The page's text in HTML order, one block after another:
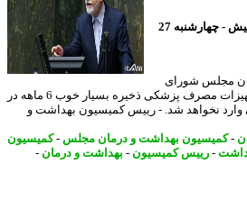
5 ماه پیش - چهارشنبه 27
شورای
اسلامی گفت: از نظر دارو و تجهیزات مصرف پزشکی ذخیره بسیار خوب 6 ماهه در
نخواهد شد. - رییس کمیسیون بهداشت و
بهداشت و درمان مجلس-کمیسیون
-رییس کمیسیون-بهداشت و درمان -